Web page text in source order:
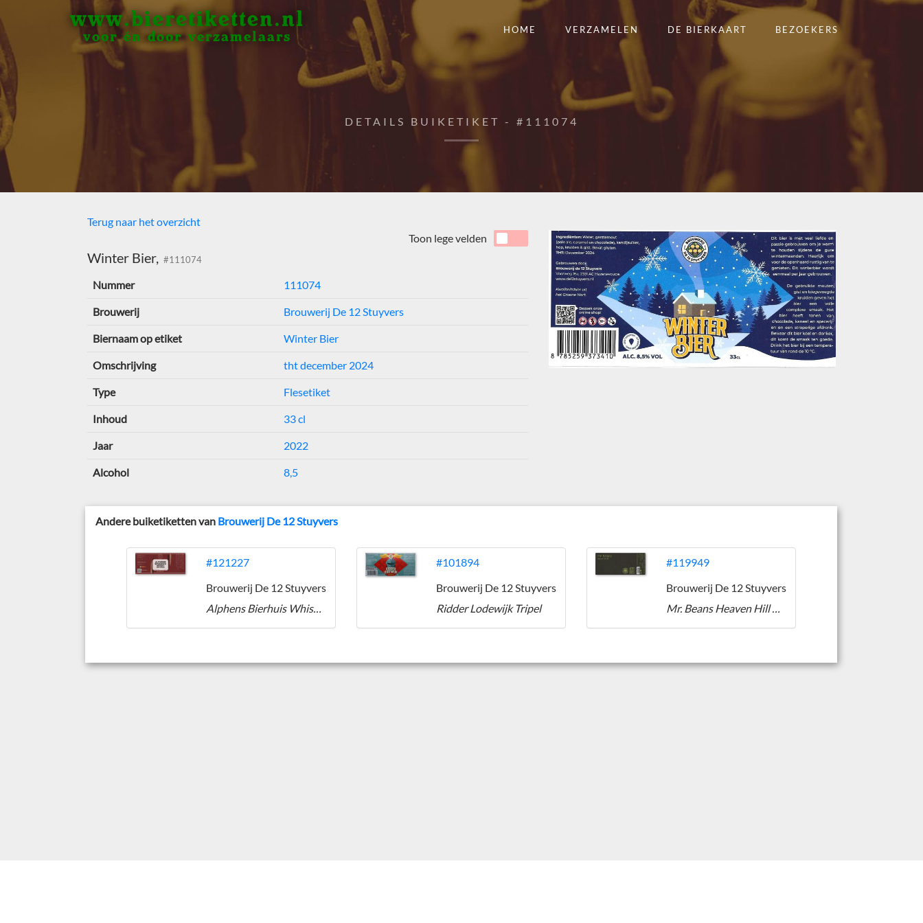
www.bieretiketten.nl
voor én door verzamelaars
HOME VERZAMELEN DE BIERKAART BEZOEKERS
DETAILS BUIKETIKET - #111074
Terug naar het overzicht
Winter Bier, #111074
Toon lege velden
Nummer 111074
Brouwerij Brouwerij De 12 Stuyvers
Biernaam op etiket Winter Bier
Omschrijving tht december 2024
Type Flesetiket
Inhoud 33 cl
Jaar 2022
Alcohol 8,5
Andere buiketiketten van Brouwerij De 12 Stuyvers
#121227
Brouwerij De 12 Stuyvers
Alphens Bierhuis Whisky infused
#101894
Brouwerij De 12 Stuyvers
Ridder Lodewijk Tripel
#119949
Brouwerij De 12 Stuyvers
Mr. Beans Heaven Hill BA